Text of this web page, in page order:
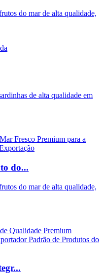
do mar de alta qualidade,
de alta qualidade em
do...
do mar de alta qualidade,